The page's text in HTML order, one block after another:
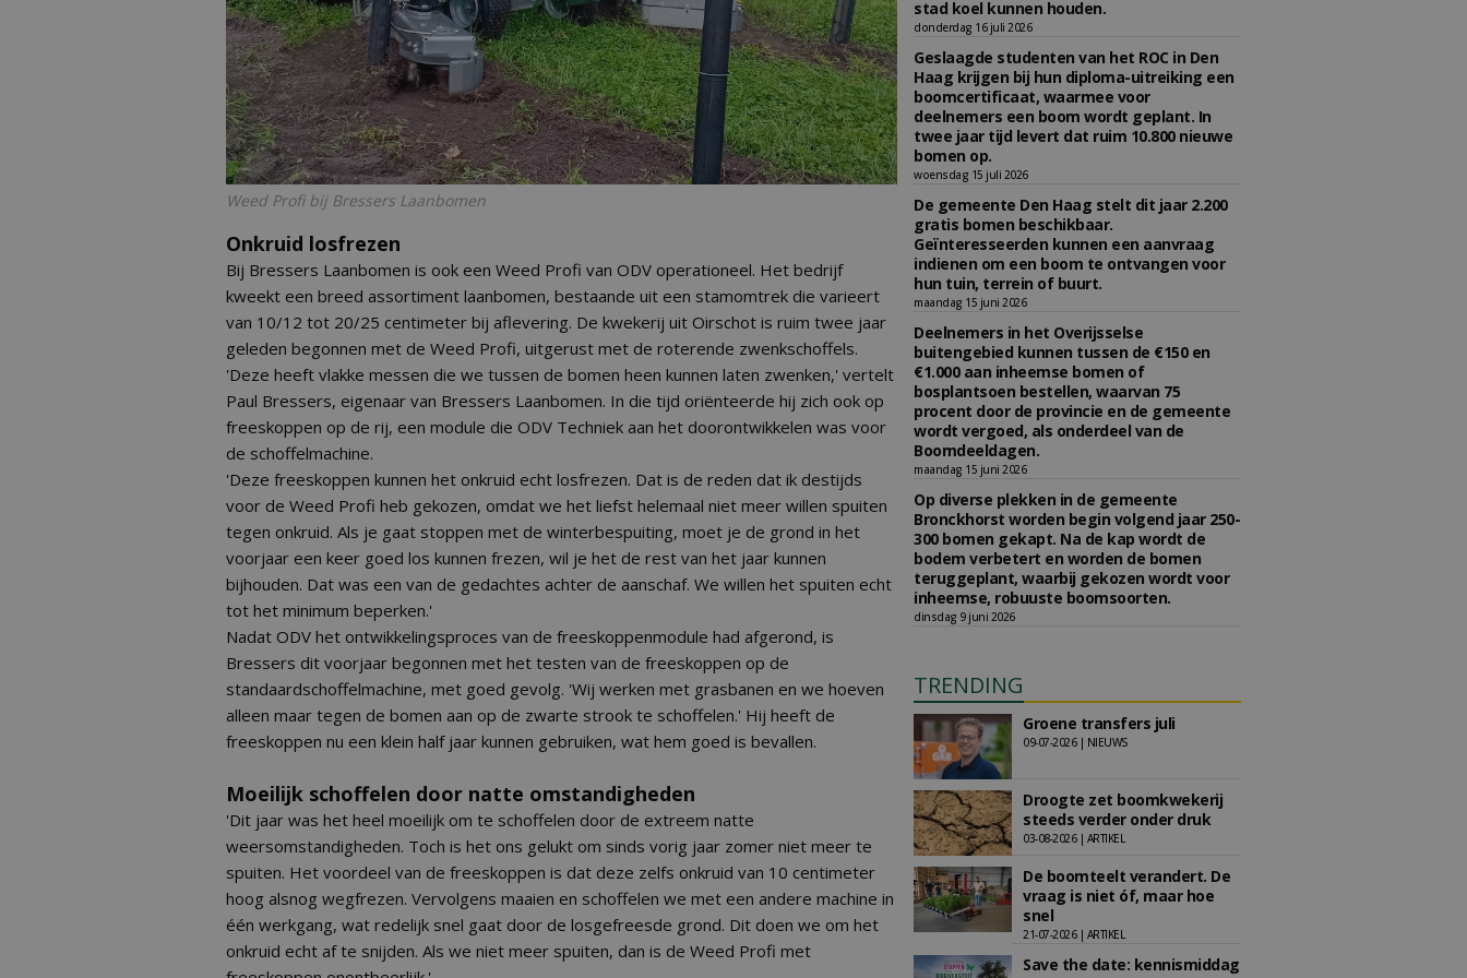
Weed Profi bij Bressers Laanbomen
Onkruid losfrezen
Bij Bressers Laanbomen is ook een Weed Profi van ODV operationeel. Het bedrijf
kweekt een breed assortiment laanbomen, bestaande uit een stamomtrek die varieert
van 10/12 tot 20/25 centimeter bij aflevering. De kwekerij uit Oirschot is ruim twee jaar
geleden begonnen met de Weed Profi, uitgerust met de roterende zwenkschoffels.
'Deze heeft vlakke messen die we tussen de bomen heen kunnen laten zwenken,' vertelt
Paul Bressers, eigenaar van Bressers Laanbomen. In die tijd oriënteerde hij zich ook op
freeskoppen op de rij, een module die ODV Techniek aan het doorontwikkelen was voor
de schoffelmachine.
'Deze freeskoppen kunnen het onkruid echt losfrezen. Dat is de reden dat ik destijds
voor de Weed Profi heb gekozen, omdat we het liefst helemaal niet meer willen spuiten
tegen onkruid. Als je gaat stoppen met de winterbespuiting, moet je de grond in het
voorjaar een keer goed los kunnen frezen, wil je het de rest van het jaar kunnen
bijhouden. Dat was een van de gedachtes achter de aanschaf. We willen het spuiten echt
tot het minimum beperken.'
Nadat ODV het ontwikkelingsproces van de freeskoppenmodule had afgerond, is
Bressers dit voorjaar begonnen met het testen van de freeskoppen op de
standaardschoffelmachine, met goed gevolg. 'Wij werken met grasbanen en we hoeven
alleen maar tegen de bomen aan op de zwarte strook te schoffelen.' Hij heeft de
freeskoppen nu een klein half jaar kunnen gebruiken, wat hem goed is bevallen.
Moeilijk schoffelen door natte omstandigheden
'Dit jaar was het heel moeilijk om te schoffelen door de extreem natte
weersomstandigheden. Toch is het ons gelukt om sinds vorig jaar zomer niet meer te
spuiten. Het voordeel van de freeskoppen is dat deze zelfs onkruid van 10 centimeter
hoog alsnog wegfrezen. Vervolgens maaien en schoffelen we met een andere machine in
één werkgang, wat redelijk snel gaat door de losgefreesde grond. Dit doen we om het
onkruid echt af te snijden. Als we niet meer spuiten, dan is de Weed Profi met
stad koel kunnen houden.
donderdag 16 juli 2026
Geslaagde studenten van het ROC in Den
Haag krijgen bij hun diploma-uitreiking een
boomcertificaat, waarmee voor
deelnemers een boom wordt geplant. In
twee jaar tijd levert dat ruim 10.800 nieuwe
bomen op.
woensdag 15 juli 2026
De gemeente Den Haag stelt dit jaar 2.200
gratis bomen beschikbaar.
Geïnteresseerden kunnen een aanvraag
indienen om een boom te ontvangen voor
hun tuin, terrein of buurt.
maandag 15 juni 2026
Deelnemers in het Overijsselse
buitengebied kunnen tussen de €150 en
€1.000 aan inheemse bomen of
bosplantsoen bestellen, waarvan 75
procent door de provincie en de gemeente
wordt vergoed, als onderdeel van de
Boomdeeldagen.
maandag 15 juni 2026
Op diverse plekken in de gemeente
Bronckhorst worden begin volgend jaar 250-
300 bomen gekapt. Na de kap wordt de
bodem verbetert en worden de bomen
teruggeplant, waarbij gekozen wordt voor
inheemse, robuuste boomsoorten.
dinsdag 9 juni 2026
TRENDING
Groene transfers juli
09-07-2026 | NIEUWS
Droogte zet boomkwekerij
steeds verder onder druk
03-08-2026 | ARTIKEL
De boomteelt verandert. De
vraag is niet óf, maar hoe
snel
21-07-2026 | ARTIKEL
Save the date: kennismiddag